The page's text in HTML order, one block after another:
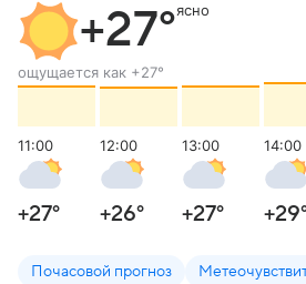
+27°
ощущается как +27°
ясно
11:00
+27°
12:00
+26°
13:00
+27°
14:00
+29
Почасовой прогноз